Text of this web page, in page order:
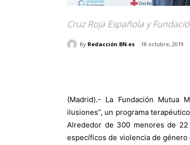
Cruz Roja Española y
By Redacción BN.es 18 octubre, 2019
(Madrid).- La Fundación Mutua
ilusiones”, un programa
Alrededor de 300 menores de
específicos de violencia de